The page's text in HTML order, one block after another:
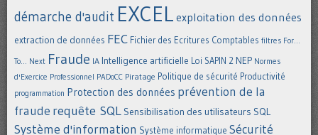
démarche d'audit EXCEL exploitation des données
extraction de données FEC Fichier des Ecritures Comptables filtres For...
To... Next Fraude IA Intelligence artificielle Loi SAPIN 2 NEP Normes
d'Exercice Professionnel PADoCC Piratage Politique de sécurité Productivité
programmation Protection des données prévention de la
fraude requête SQL Sensibilisation des utilisateurs SQL
Système d'information Système informatique Sécurité